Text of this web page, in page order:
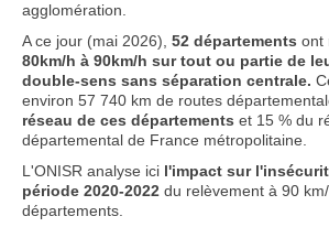
agglomération.
A ce jour (mai 2026), 52 départements ont
80km/h à 90km/h sur tout ou partie de
double-sens sans séparation centrale.
environ 57 740 km de routes
réseau de ces départements et 15 % du
départemental de France métropolitaine.
L'ONISR analyse ici l'impact sur
période 2020-2022 du relèvement à 90
départements.